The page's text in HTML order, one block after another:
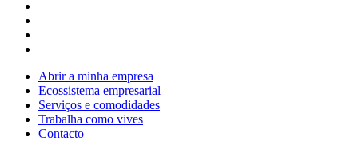
Abrir a minha empresa
Ecossistema empresarial
Serviços e comodidades
Trabalha como vives
Contacto